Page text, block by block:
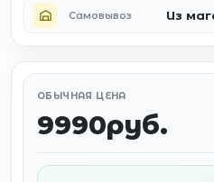
Самовывоз Из
ОБЫЧНАЯ ЦЕНА
9990руб.